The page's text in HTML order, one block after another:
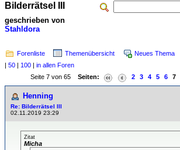
Bilderrätsel III
geschrieben von
Stahldora
Forenliste Themenübersicht Neues Thema
| 50 | 100 | in allen Foren
Seite 7 von 65 Seiten: 2 3 4 5 6 7
Henning
Re: Bilderrätsel III
02.11.2019 23:29
Zitat
Micha